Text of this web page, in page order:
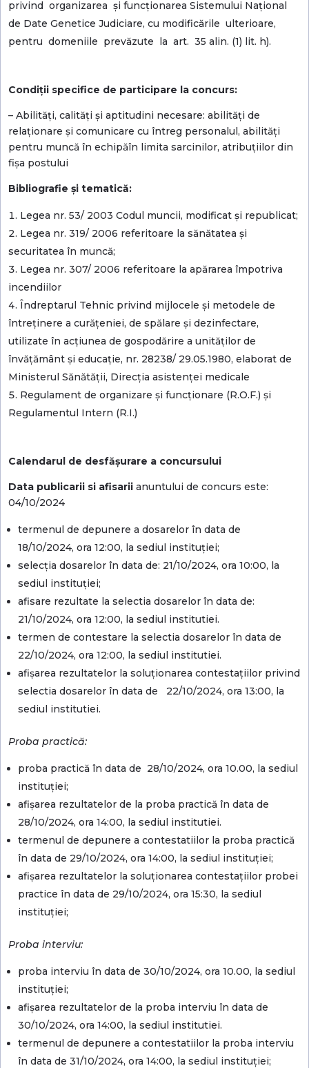
privind organizarea și funcționarea Sistemului Național
de Date Genetice Judiciare, cu modificările ulterioare,
pentru domeniile prevăzute la art. 35 alin. (1) lit. h).
Condiţii specifice de participare la concurs:
– Abilități, calități și aptitudini necesare: abilități de
relaționare și comunicare cu întreg personalul, abilități
pentru muncă în echipăîn limita sarcinilor, atribuțiilor din
fișa postului
Bibliografie şi tematică:
Legea nr. 53/ 2003 Codul muncii, modificat și republicat;
Legea nr. 319/ 2006 referitoare la sănătatea și
securitatea în muncă;
Legea nr. 307/ 2006 referitoare la apărarea împotriva
incendiilor
Îndreptarul Tehnic privind mijlocele și metodele de
întreținere a curățeniei, de spălare și dezinfectare,
utilizate în acțiunea de gospodărire a unităților de
învățământ și educație, nr. 28238/ 29.05.1980, elaborat de
Ministerul Sănătății, Direcția asistenței medicale
Regulament de organizare și funcționare (R.O.F.) și
Regulamentul Intern (R.I.)
Calendarul de desfăşurare a concursului
Data publicarii si afisarii anuntului de concurs este:
04/10/2024
termenul de depunere a dosarelor în data de
18/10/2024, ora 12:00, la sediul instituţiei;
selecţia dosarelor în data de: 21/10/2024, ora 10:00, la
sediul instituţiei;
afisare rezultate la selectia dosarelor în data de:
21/10/2024, ora 12:00, la sediul institutiei.
termen de contestare la selectia dosarelor în data de
22/10/2024, ora 12:00, la sediul institutiei.
afişarea rezultatelor la soluţionarea contestaţiilor privind
selectia dosarelor în data de 22/10/2024, ora 13:00, la
sediul institutiei.
Proba practică:
proba practică în data de 28/10/2024, ora 10.00, la sediul
instituției;
afişarea rezultatelor de la proba practică în data de
28/10/2024, ora 14:00, la sediul institutiei.
termenul de depunere a contestatiilor la proba practică
în data de 29/10/2024, ora 14:00, la sediul instituției;
afişarea rezultatelor la soluţionarea contestaţiilor probei
practice în data de 29/10/2024, ora 15:30, la sediul
instituției;
Proba interviu:
proba interviu în data de 30/10/2024, ora 10.00, la sediul
instituției;
afişarea rezultatelor de la proba interviu în data de
30/10/2024, ora 14:00, la sediul institutiei.
termenul de depunere a contestatiilor la proba interviu
în data de 31/10/2024, ora 14:00, la sediul instituției;